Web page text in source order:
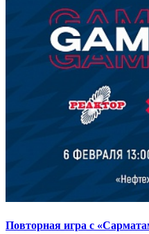
Повторная игра с